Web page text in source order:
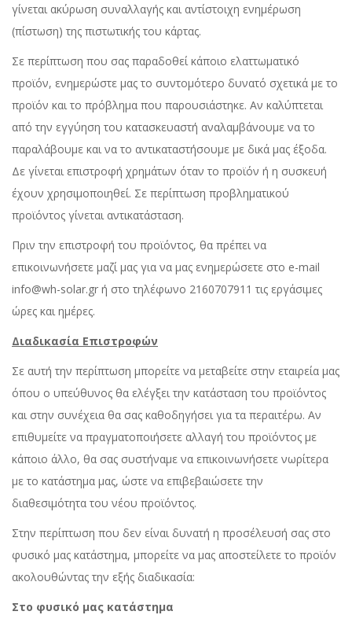
γίνεται ακύρωση συναλλαγής και αντίστοιχη ενημέρωση
(πίστωση) της πιστωτικής του κάρτας.
Σε περίπτωση που σας παραδοθεί κάποιο ελαττωματικό
προϊόν, ενημερώστε μας το συντομότερο δυνατό σχετικά με το
προϊόν και το πρόβλημα που παρουσιάστηκε. Αν καλύπτεται
από την εγγύηση του κατασκευαστή αναλαμβάνουμε να το
παραλάβουμε και να το αντικαταστήσουμε με δικά μας έξοδα.
Δε γίνεται επιστροφή χρημάτων όταν το προϊόν ή η συσκευή
έχουν χρησιμοποιηθεί. Σε περίπτωση προβληματικού
προϊόντος γίνεται αντικατάσταση.
Πριν την επιστροφή του προϊόντος, θα πρέπει να
επικοινωνήσετε μαζί μας για να μας ενημερώσετε στο e-mail
info@wh-solar.gr ή στο τηλέφωνο 2160707911 τις εργάσιμες
ώρες και ημέρες.
Διαδικασία Επιστροφών
Σε αυτή την περίπτωση μπορείτε να μεταβείτε στην εταιρεία μας
όπου ο υπεύθυνος θα ελέγξει την κατάσταση του προϊόντος
και στην συνέχεια θα σας καθοδηγήσει για τα περαιτέρω. Αν
επιθυμείτε να πραγματοποιήσετε αλλαγή του προϊόντος με
κάποιο άλλο, θα σας συστήναμε να επικοινωνήσετε νωρίτερα
με το κατάστημα μας, ώστε να επιβεβαιώσετε την
διαθεσιμότητα του νέου προϊόντος.
Στην περίπτωση που δεν είναι δυνατή η προσέλευσή σας στο
φυσικό μας κατάστημα, μπορείτε να μας αποστείλετε το προϊόν
ακολουθώντας την εξής διαδικασία:
Στο φυσικό μας κατάστημα